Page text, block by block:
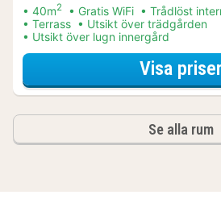
40m2 Gratis WiFi Trådlöst
Terrass
Utsikt över trädgården
Utsikt över lugn innergård
Visa priser
Se alla rum